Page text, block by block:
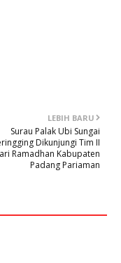
LEBIH BARU
Surau Palak Ubi Sungai
Dikunjungi Tim II
Ramadhan Kabupaten
Padang Pariaman